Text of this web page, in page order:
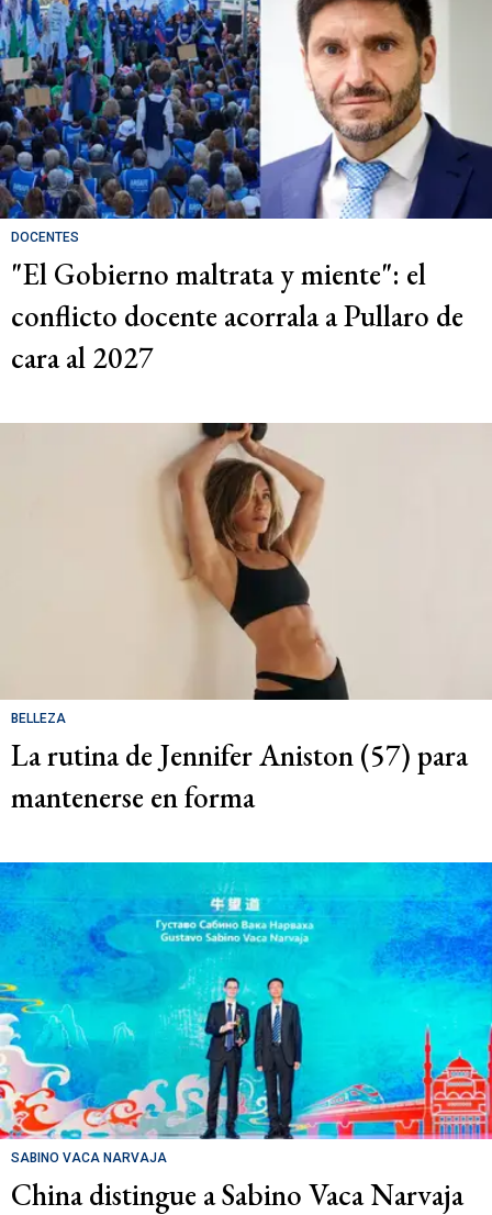
DOCENTES
"El Gobierno maltrata y miente": el
conflicto docente acorrala a Pullaro de
cara al 2027
BELLEZA
La rutina de Jennifer Aniston (57) para
mantenerse en forma
SABINO VACA NARVAJA
China distingue a Sabino Vaca Narvaja